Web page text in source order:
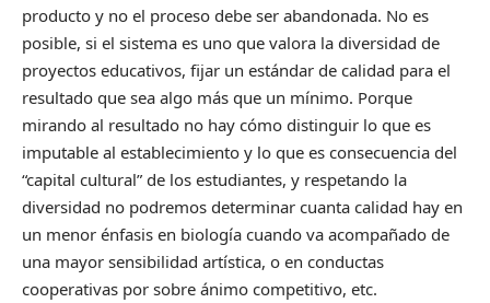
producto y no el proceso debe ser abandonada. No es
posible, si el sistema es uno que valora la diversidad de
proyectos educativos, fijar un estándar de calidad para el
resultado que sea algo más que un mínimo. Porque
mirando al resultado no hay cómo distinguir lo que es
imputable al establecimiento y lo que es consecuencia del
“capital cultural” de los estudiantes, y respetando la
diversidad no podremos determinar cuanta calidad hay en
un menor énfasis en biología cuando va acompañado de
una mayor sensibilidad artística, o en conductas
cooperativas por sobre ánimo competitivo, etc.